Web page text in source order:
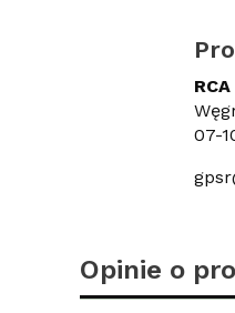
07-
Opinie o